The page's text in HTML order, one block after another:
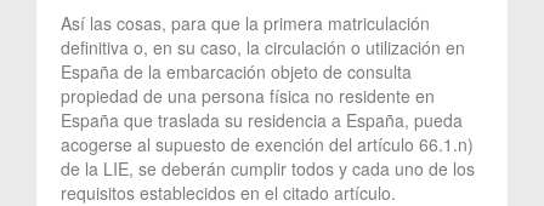
Así las cosas, para que la primera matriculación
definitiva o, en su caso, la circulación o utilización en
España de la embarcación objeto de consulta
propiedad de una persona física no residente en
España que traslada su residencia a España, pueda
acogerse al supuesto de exención del artículo 66.1.n)
de la LIE, se deberán cumplir todos y cada uno de los
requisitos establecidos en el citado artículo.